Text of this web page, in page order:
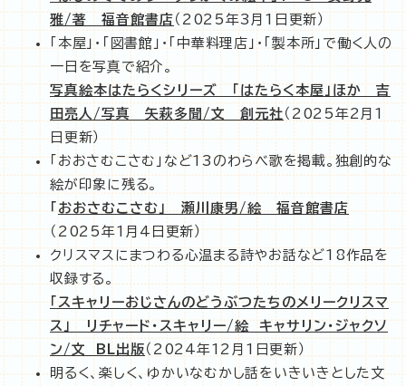
雅/著 福音館書店 （2025年3月1日更新）
「本屋」・「図書館」・「中華料理店」・「製本所」で働く人の
一日を写真で紹介。
写真絵本はたらくシリーズ 「はたらく本屋」ほか 吉
田亮人/写真 矢萩多聞/文 創元社 （2025年2月1
日更新）
「おおさむこさむ」など13のわらべ歌を掲載。独創的な
絵が印象に残る。
「おおさむこさむ」 瀬川康男/絵 福音館書店
（2025年1月4日更新）
クリスマスにまつわる心温まる詩やお話など18作品を
収録する。
「スキャリーおじさんのどうぶつたちのメリークリスマ
ス」 リチャード・スキャリー/絵 キャサリン・ジャクソ
ン/文 BL出版 （2024年12月1日更新）
明るく、楽しく、ゆかいなむかし話をいきいきとした文